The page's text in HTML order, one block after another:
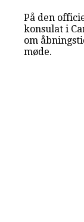
På den
konsulat i
om
møde.